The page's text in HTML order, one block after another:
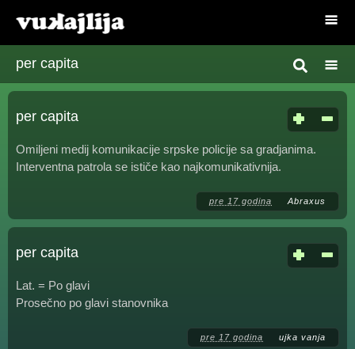
per capita
per capita
Omiljeni medij komunikacije srpske policije sa gradjanima.
Interventna patrola se ističe kao najkomunikativnija.
pre 17 godina Abraxus
per capita
Lat. = Po glavi
Prosečno po glavi stanovnika
pre 17 godina ujka vanja